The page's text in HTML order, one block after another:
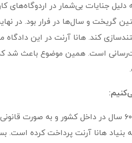
جنایات بی‌شمار در اردوگاه‌های
کند. هانا آرنت در این
است. همین موضوع باعث شد
ترجمه فارسی کتاب آیشمن در اورشلیم پس از گذشت حدود
بنیاد هانا آرنت پرداخت کرده است.